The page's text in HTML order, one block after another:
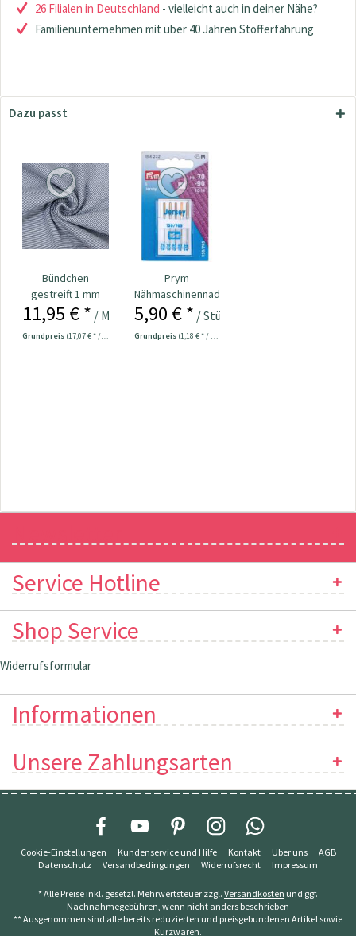
26 Filialen in Deutschland - vielleicht auch in deiner Nähe?
Familienunternehmen mit über 40 Jahren Stofferfahrung
Dazu passt
Bündchen
gestreift 1 mm
grau / hellgrau
11,95 € * / Meter
Grundpreis (17,07 € * / 1 m²)
Prym
Nähmaschinennadeln
130/705 Jersey
5,90 € * / Stück
Grundpreis (1,18 € * / 1 Stück)
Service Hotline
Shop Service
Widerrufsformular
Informationen
Unsere Zahlungsarten
Cookie-Einstellungen Kundenservice und Hilfe Kontakt Über uns
AGB
Datenschutz
Versandbedingungen Widerrufsrecht Impressum
* Alle Preise inkl. gesetzl. Mehrwertsteuer zzgl. Versandkosten und ggf.
Nachnahmegebühren, wenn nicht anders beschrieben
** Ausgenommen sind alle bereits reduzierten und preisgebundenen Artikel sowie
Kurzwaren.